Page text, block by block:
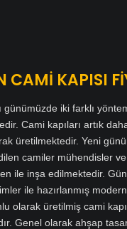
CAMİ KAPISI
günümüzde iki farklı
Cami kapıları artık
üretilmektedir. Yeni
camiler mühendisler
ile inşa edilmektedir.
ile hazırlanmış
olarak üretilmiş cami
Genel olarak ahşap